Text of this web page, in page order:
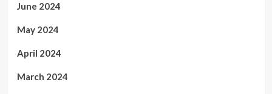
June 2024
May 2024
April 2024
March 2024